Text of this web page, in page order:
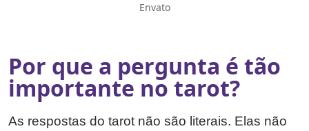
Envato
Por que a pergunta é tão
importante no tarot?
As respostas do tarot não são literais. Elas não